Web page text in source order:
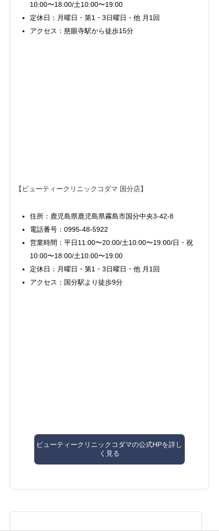
10:00〜18:00/土10:00〜19:00
定休日：月曜日・第1・3日曜日・他 月1回
アクセス：慈眼寺駅から徒歩15分
【ビューティークリニックコダマ 国分店】
住所：鹿児島県鹿児島県霧島市国分中央3-42-8
電話番号：0995-48-5922
営業時間：平日11:00〜20:00/土10:00〜19:00/日・祝
10:00〜18:00/土10:00〜19:00
定休日：月曜日・第1・3日曜日・他 月1回
アクセス：国分駅より徒歩9分
ビューティークリニックコダマの公式HPを詳し
く見る